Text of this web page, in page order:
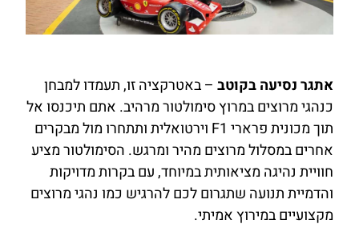
אתגר נסיעה בקוטב – באטרקציה זו, תעמדו למבחן
כנהגי מרוצים במרוץ סימולטור מרהיב. אתם תיכנסו אל
תוך מכונית פרארי F1 וירטואלית ותתחרו מול מבקרים
אחרים במסלול מרוצים מהיר ומרגש. הסימולטור מציע
חוויית נהיגה מציאותית במיוחד, עם בקרות מדויקות
והדמיית תנועה שתגרום לכם להרגיש כמו נהגי מרוצים
מקצועיים במירוץ אמיתי.